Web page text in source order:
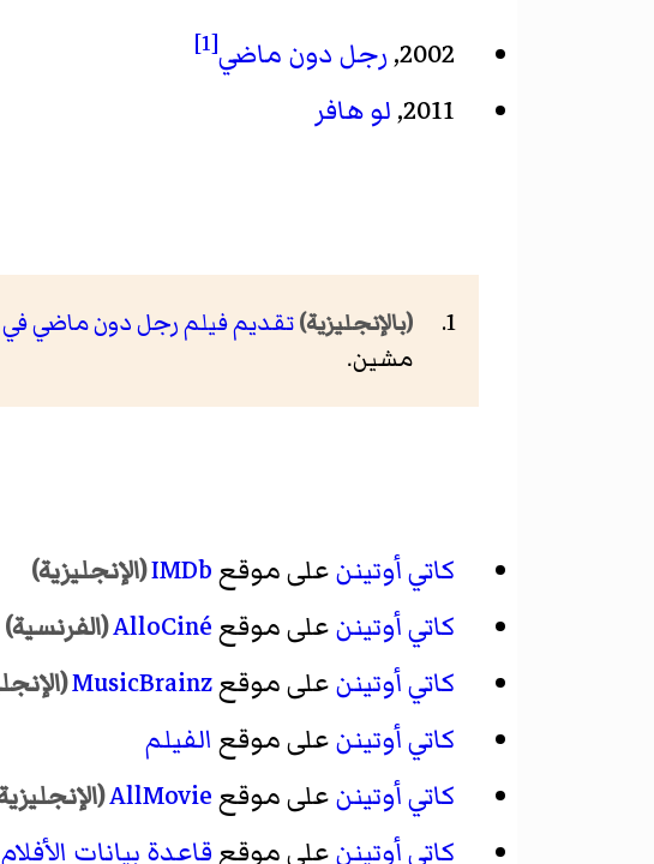
2002, رجل دون ماضي[1]
2011, لو هافر
(بالإنجليزية)تقديم فيلم رجل دون ماضي
مشين.
كاتي أوتيننعلى موقعIMDb(الإنجليزية)
كاتي أوتيننعلى موقعAlloCiné(الفرنسية)
كاتي أوتيننعلى موقعMusicBrainz
كاتي أوتيننعلى موقع الفيلم
كاتي أوتيننعلى موقعAllMovie
كاتي أوتيننعلى موقعقاعدة بيانات